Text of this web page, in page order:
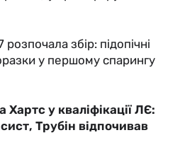
збір: підопічні
у першому спарингу
у кваліфікації ЛЄ:
Трубін відпочивав